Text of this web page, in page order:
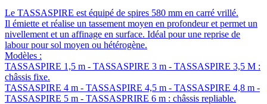
Le TASSASPIRE est équipé de spires 580 mm en carré vrillé.
Il émiette et réalise un tassement moyen en profondeur et permet un
nivellement et un affinage en surface. Idéal pour une reprise de
labour pour sol moyen ou hétérogène.
Modèles :
TASSASPIRE 1,5 m - TASSASPIRE 3 m - TASSASPIRE 3,5 M :
châssis fixe.
TASSASPIRE 4 m - TASSASPIRE 4,5 m - TASSASPIRE 4,8 m -
TASSASPIRE 5 m - TASSASPRIRE 6 m : châssis repliable.